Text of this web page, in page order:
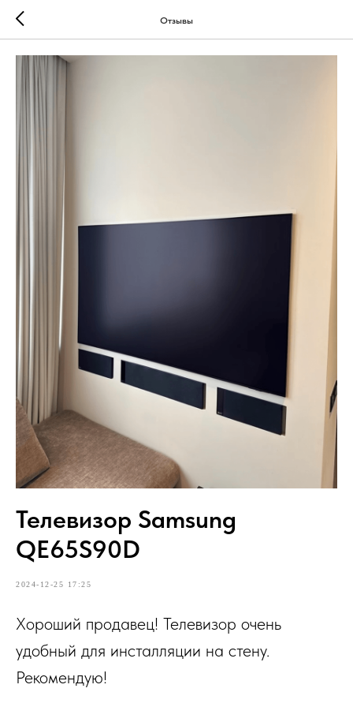
Отзывы
Телевизор Samsung
QE65S90D
2024-12-25 17:25
Хороший продавец! Телевизор очень
удобный для инсталляции на стену.
Рекомендую!